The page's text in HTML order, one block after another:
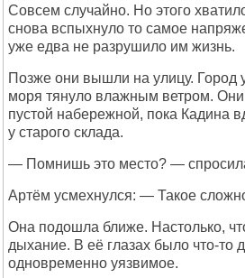
Совсем случайно. Но этого
снова вспыхнуло то самое
уже едва не разрушило им жизнь.
Позже они вышли на улицу. Город
моря тянуло влажным ветром.
пустой набережной, пока Кадина
у старого склада.
— Помнишь это место? —
Артём усмехнулся: — Такое
Она подошла ближе. Настолько,
дыхание. В её глазах было что-то
одновременно уязвимое.